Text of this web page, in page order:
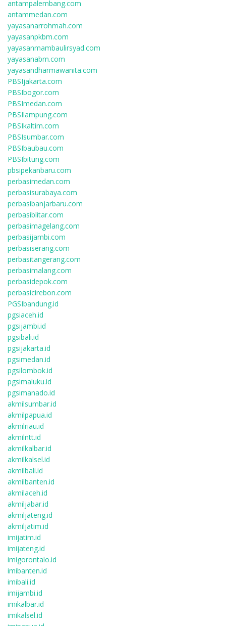
antampalembang.com
antammedan.com
yayasanarrohmah.com
yayasanpkbm.com
yayasanmambaulirsyad.com
yayasanabm.com
yayasandharmawanita.com
PBSIjakarta.com
PBSIbogor.com
PBSImedan.com
PBSIlampung.com
PBSIkaltim.com
PBSIsumbar.com
PBSIbaubau.com
PBSIbitung.com
pbsipekanbaru.com
perbasimedan.com
perbasisurabaya.com
perbasibanjarbaru.com
perbasiblitar.com
perbasimagelang.com
perbasijambi.com
perbasiserang.com
perbasitangerang.com
perbasimalang.com
perbasidepok.com
perbasicirebon.com
PGSIbandung.id
pgsiaceh.id
pgsijambi.id
pgsibali.id
pgsijakarta.id
pgsimedan.id
pgsilombok.id
pgsimaluku.id
pgsimanado.id
akmilsumbar.id
akmilpapua.id
akmilriau.id
akmilntt.id
akmilkalbar.id
akmilkalsel.id
akmilbali.id
akmilbanten.id
akmilaceh.id
akmiljabar.id
akmiljateng.id
akmiljatim.id
imijatim.id
imijateng.id
imigorontalo.id
imibanten.id
imibali.id
imijambi.id
imikalbar.id
imikalsel.id